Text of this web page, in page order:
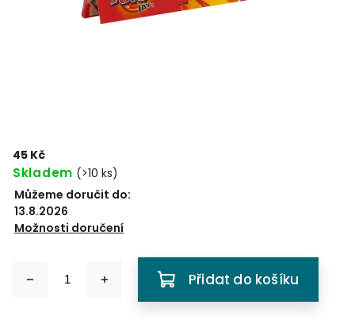
45 Kč
Skladem (>10 ks)
Můžeme doručit do:
13.8.2026
Možnosti doručení
Přidat do košíku